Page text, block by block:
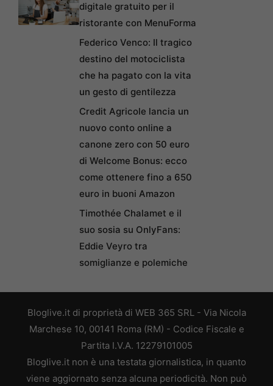
digitale gratuito per il
ristorante con MenuForma
Federico Venco: Il tragico
destino del motociclista
che ha pagato con la vita
un gesto di gentilezza
Credit Agricole lancia un
nuovo conto online a
canone zero con 50 euro
di Welcome Bonus: ecco
come ottenere fino a 650
euro in buoni Amazon
Timothée Chalamet e il
suo sosia su OnlyFans:
Eddie Veyro tra
somiglianze e polemiche
Bloglive.it di proprietà di WEB 365 SRL - Via Nicola
Marchese 10, 00141 Roma (RM) - Codice Fiscale e
Partita I.V.A. 12279101005
Bloglive.it non è una testata giornalistica, in quanto
viene aggiornato senza alcuna periodicità. Non può